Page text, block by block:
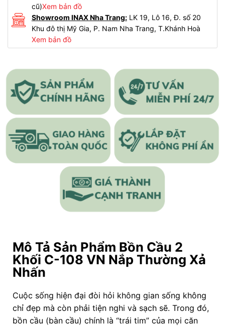
cũ)Xem bản đồ
Showroom INAX Nha Trang:LK 19, Lô 16, Đ. số 20
Khu đô thị Mỹ Gia, P. Nam Nha Trang, T.Khánh Hoà
Xem bản đồ
Mô Tả Sản Phẩm Bồn Cầu 2
Khối C-108 VN Nắp Thường Xả
Nhấn
Cuộc sống hiện đại đòi hỏi không gian sống không
chỉ đẹp mà còn phải tiện nghi và sạch sẽ. Trong đó,
bồn cầu (bàn cầu) chính là “trái tim” của mọi căn